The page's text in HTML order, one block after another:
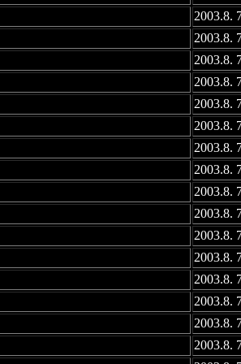
2003.8.
2003.8.